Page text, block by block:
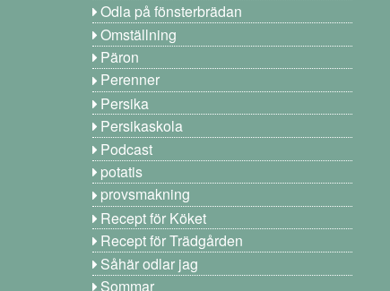
Odla på fönsterbrädan
Omställning
Päron
Perenner
Persika
Persikaskola
Podcast
potatis
provsmakning
Recept för Köket
Recept för Trädgården
Såhär odlar jag
Sommar